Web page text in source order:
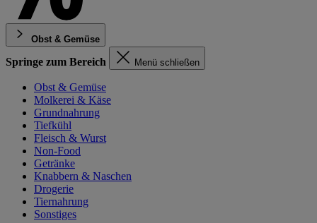
Obst & Gemüse
Springe zum Bereich Menü schließen
Obst & Gemüse
Molkerei & Käse
Grundnahrung
Tiefkühl
Fleisch & Wurst
Non-Food
Getränke
Knabbern & Naschen
Drogerie
Tiernahrung
Sonstiges